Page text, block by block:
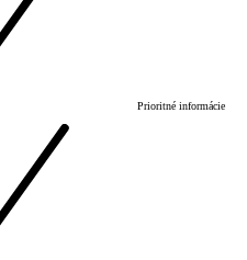
Prioritné informácie